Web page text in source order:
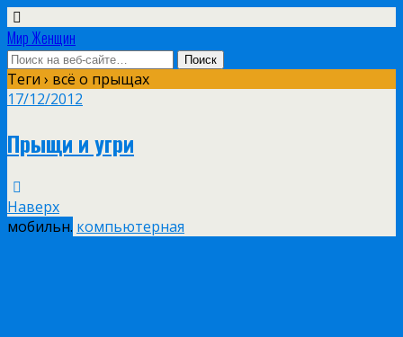
Мир Женщин
Теги › всё о прыщах
17/12/2012
Прыщи и угри
Наверх
мобильн. компьютерная